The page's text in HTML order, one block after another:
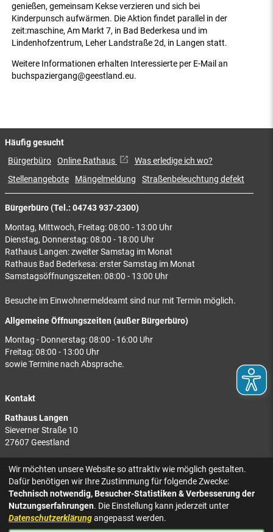
genießen, gemeinsam Kekse verzieren und sich bei
Kinderpunsch aufwärmen. Die Aktion findet parallel in der
zeit:maschine, Am Markt 7, in Bad Bederkesa und im
Lindenhofzentrum, Leher Landstraße 2d, in Langen statt.
Weitere Informationen erhalten Interessierte per E-Mail an
buchspaziergang@geestland.eu.
Bürgerbüro (Tel.: 04743 937-2300)
Montag, Mittwoch, Freitag: 08:00 - 13:00 Uhr
Dienstag, Donnerstag: 08:00 - 18:00 Uhr
Rathaus Langen: zweiter Samstag im Monat
Rathaus Bad Bederkesa: erster Samstag im Monat
Samstagsöffnungszeiten: 08:00 - 13:00 Uhr
Besuche im Einwohnermeldeamt sind nur mit Termin möglich.
Allgemeine Öffnungszeiten (außer Bürgerbüro)
Montag - Donnerstag: 08:00 - 16:00 Uhr
Freitag: 08:00 - 13:00 Uhr
sowie Termine nach Absprache.
Kontakt
Rathaus Langen
Sieverner Straße 10
27607 Geestland
Rathaus Bad Bederkesa
Am Markt 8
27624 Geestland
Tel.: 04743 937-2300
Häufig gesucht
Bürgerbüro Online Rathaus
Was erledige ich wo?
Stellenangebote
Mängelmeldung Straßenbeleuchtung defekt
Wir möchten unsere Website so attraktiv wie möglich gestalten.
Dafür benötigen wir Ihre Zustimmung für folgende Zwecke:
Technisch notwendig, Besucher-Statistiken & Verbesserung der
Nutzungserfahrungen. Die Einstellung kann jederzeit unter
Datenschutzerklärungangepasst werden.